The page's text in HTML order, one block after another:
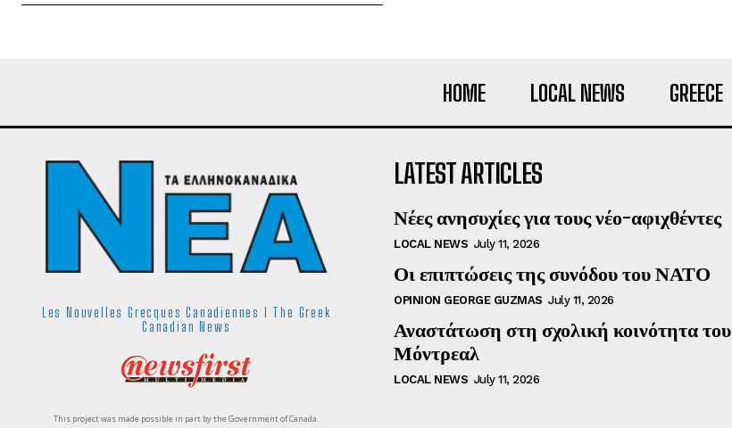
HOME LOCAL NEWS GREECE
Les Nouvelles Grecques Canadiennes I The Greek
Canadian News
This project was made possible in part by the Government of Canada.
LATEST ARTICLES
Νέες ανησυχίες για τους νέο-αφιχθέντες
LOCAL NEWS July 11, 2026
Οι επιπτώσεις της συνόδου του ΝΑΤΟ
OPINION GEORGE GUZMAS July 11, 2026
Αναστάτωση στη σχολική κοινότητα του
Μόντρεαλ
LOCAL NEWS July 11, 2026